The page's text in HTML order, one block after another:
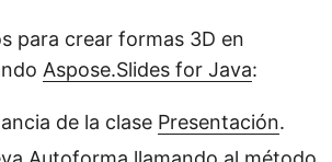
para crear formas 3D en
Aspose.Slides for Java:
de la clase Presentación.